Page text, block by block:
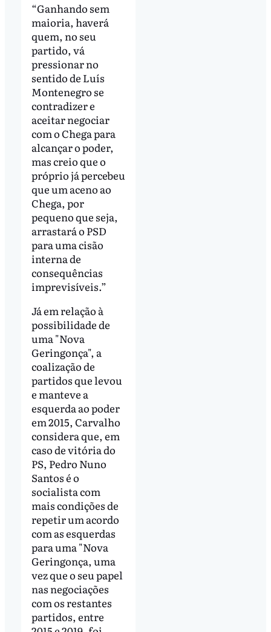
“Ganhando sem
maioria, haverá
quem, no seu
partido, vá
pressionar no
sentido de Luís
Montenegro se
contradizer e
aceitar negociar
com o Chega para
alcançar o poder,
mas creio que o
próprio já percebeu
que um aceno ao
Chega, por
pequeno que seja,
arrastará o PSD
para uma cisão
interna de
consequências
imprevisíveis.”
Já em relação à
possibilidade de
uma "Nova
Geringonça", a
coalização de
partidos que levou
e manteve a
esquerda ao poder
em 2015, Carvalho
considera que, em
caso de vitória do
PS, Pedro Nuno
Santos é o
socialista com
mais condições de
repetir um acordo
com as esquerdas
para uma "Nova
Geringonça, uma
vez que o seu papel
nas negociações
com os restantes
partidos, entre